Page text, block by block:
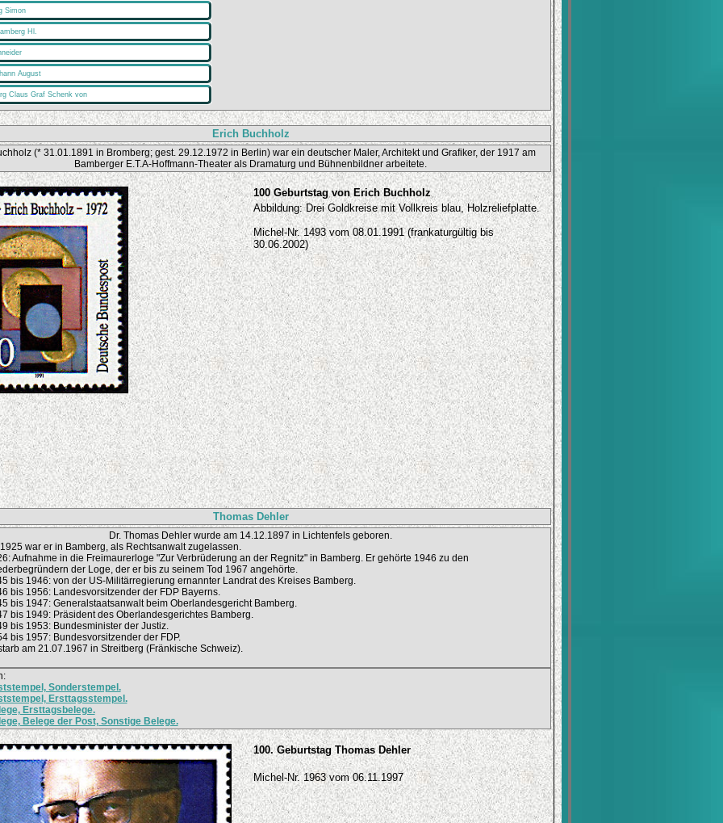
Simon
Hl.
August
Claus Graf Schenk von
Erich Buchholz
(* 31.01.1891 in Bromberg; gest. 29.12.1972 in Berlin) war ein deutscher Maler, Architekt und Grafiker, der 1917 am
Bamberger E.T.A-Hoffmann-Theater als Dramaturg und Bühnenbildner arbeitete.
100 Geburtstag von Erich Buchholz
Abbildung: Drei Goldkreise mit Vollkreis blau, Holzreliefplatte.
Michel-Nr. 1493 vom 08.01.1991 (frankaturgültig bis
30.06.2002)
Thomas Dehler
Dr. Thomas Dehler wurde am 14.12.1897 in Lichtenfels geboren.
war er in Bamberg, als Rechtsanwalt zugelassen.
Aufnahme in die Freimaurerloge "Zur Verbrüderung an der Regnitz" in Bamberg. Er gehörte 1946 zu den
der Loge, der er bis zu seinem Tod 1967 angehörte.
bis 1946: von der US-Militärregierung ernannter Landrat des Kreises Bamberg.
bis 1956: Landesvorsitzender der FDP Bayerns.
bis 1947: Generalstaatsanwalt beim Oberlandesgericht Bamberg.
bis 1949: Präsident des Oberlandesgerichtes Bamberg.
bis 1953: Bundesminister der Justiz.
bis 1957: Bundesvorsitzender der FDP.
am 21.07.1967 in Streitberg (Fränkische Schweiz).
Sonderstempel.
Ersttagsstempel.
Ersttagsbelege.
Belege der Post, Sonstige Belege.
100. Geburtstag Thomas Dehler
Michel-Nr. 1963 vom 06.11.1997